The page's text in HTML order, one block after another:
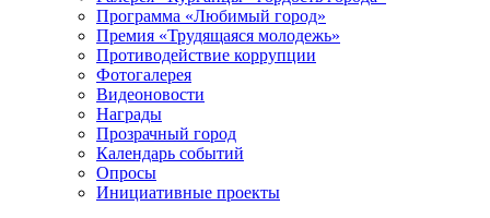
Программа «Любимый город»
Премия «Трудящаяся молодежь»
Противодействие коррупции
Фотогалерея
Видеоновости
Награды
Прозрачный город
Календарь событий
Опросы
Инициативные проекты